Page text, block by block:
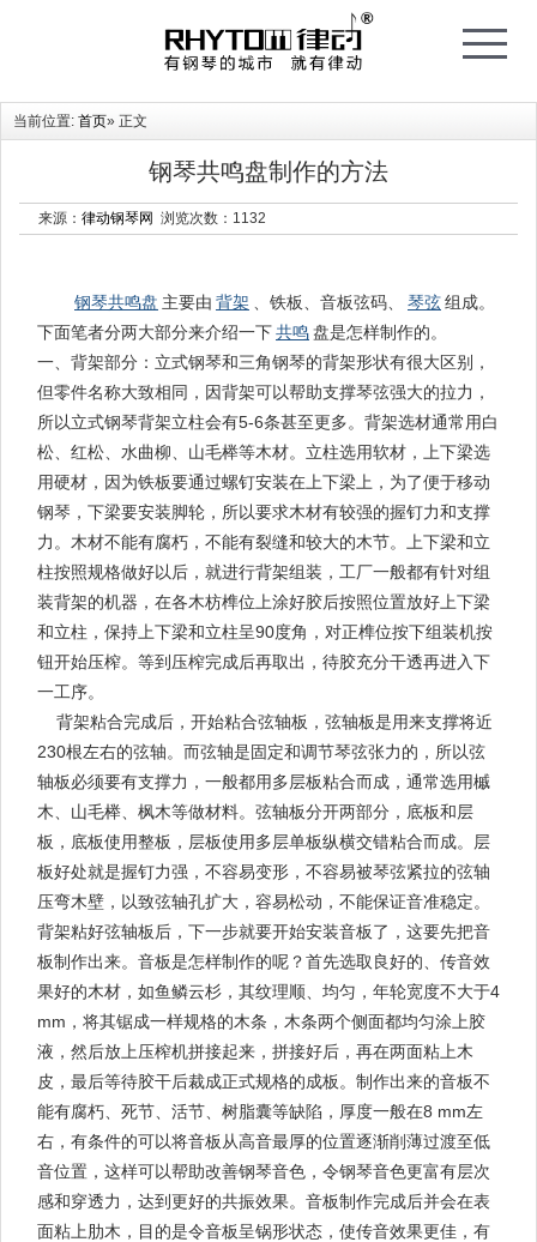
e
t
o
当前位置: 首页» 正文
钢琴共鸣盘制作的方法
来源： 律动钢琴网 浏览次数： 1132
钢琴共鸣盘 主要由 背架 、铁板、音板弦码、 琴弦组成。
下面笔者分两大部分来介绍一下共鸣盘是怎样制作的。
一、背架部分：立式钢琴和三角钢琴的背架形状有很大区别，
但零件名称大致相同，因背架可以帮助支撑琴弦强大的拉力，
所以立式钢琴背架立柱会有5-6条甚至更多。背架选材通常用白
松、红松、水曲柳、山毛榉等木材。立柱选用软材，上下梁选
用硬材，因为铁板要通过螺钉安装在上下梁上，为了便于移动
钢琴，下梁要安装脚轮，所以要求木材有较强的握钉力和支撑
力。木材不能有腐朽，不能有裂缝和较大的木节。上下梁和立
柱按照规格做好以后，就进行背架组装，工厂一般都有针对组
装背架的机器，在各木枋榫位上涂好胶后按照位置放好上下梁
和立柱，保持上下梁和立柱呈90度角，对正榫位按下组装机按
钮开始压榨。等到压榨完成后再取出，待胶充分干透再进入下
一工序。
背架粘合完成后，开始粘合弦轴板，弦轴板是用来支撑将近
230根左右的弦轴。而弦轴是固定和调节琴弦张力的，所以弦
轴板必须要有支撑力，一般都用多层板粘合而成，通常选用槭
木、山毛榉、枫木等做材料。弦轴板分开两部分，底板和层
板，底板使用整板，层板使用多层单板纵横交错粘合而成。层
板好处就是握钉力强，不容易变形，不容易被琴弦紧拉的弦轴
压弯木壁，以致弦轴孔扩大，容易松动，不能保证音准稳定。
背架粘好弦轴板后，下一步就要开始安装音板了，这要先把音
板制作出来。音板是怎样制作的呢？首先选取良好的、传音效
果好的木材，如鱼鳞云杉，其纹理顺、均匀，年轮宽度不大于4
mm，将其锯成一样规格的木条，木条两个侧面都均匀涂上胶
液，然后放上压榨机拼接起来，拼接好后，再在两面粘上木
皮，最后等待胶干后裁成正式规格的成板。制作出来的音板不
能有腐朽、死节、活节、树脂囊等缺陷，厚度一般在8 mm左
右，有条件的可以将音板从高音最厚的位置逐渐削薄过渡至低
音位置，这样可以帮助改善钢琴音色，令钢琴音色更富有层次
感和穿透力，达到更好的共振效果。音板制作完成后并会在表
面粘上肋木，目的是令音板呈锅形状态，使传音效果更佳，有